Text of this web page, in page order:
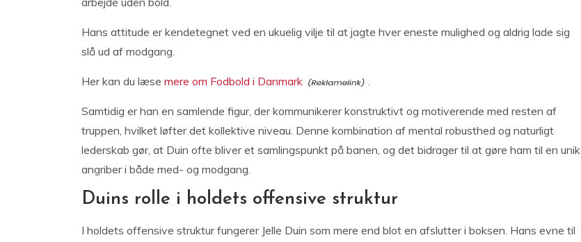
Hans attitude er kendetegnet ved en ukuelig vilje til at jagte hver eneste mulighed og aldrig lade sig
slå ud af modgang.
Her kan du læse mere om Fodbold i Danmark .
Samtidig er han en samlende figur, der kommunikerer konstruktivt og motiverende med resten af
truppen, hvilket løfter det kollektive niveau. Denne kombination af mental robusthed og naturligt
lederskab gør, at Duin ofte bliver et samlingspunkt på banen, og det bidrager til at gøre ham til en unik
angriber i både med- og modgang.
Duins rolle i holdets offensive struktur
I holdets offensive struktur fungerer Jelle Duin som mere end blot en afslutter i boksen. Hans evne til